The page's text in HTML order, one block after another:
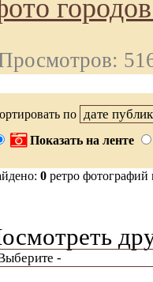
по
Показать на ленте
0 ретро